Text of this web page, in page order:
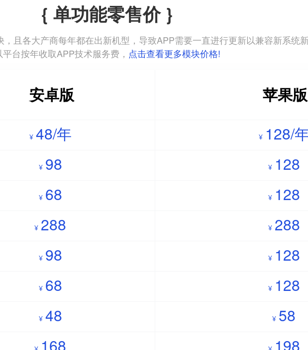
{ 单功能零售价 }
且各大产商每年都在出新机型，导致APP需要一直进行更新以兼容新系统
平台按年收取APP技术服务费， 点击查看更多模块价格!
安卓版 苹果版
¥ 48/年 ¥ 128/
¥ 98 ¥ 128
¥ 68 ¥ 128
¥ 288 ¥ 288
¥ 98 ¥ 128
¥ 68 ¥ 128
¥ 48 ¥ 58
168 198